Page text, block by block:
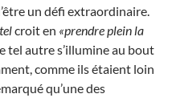
un défi extraordinaire.
croit en «prendre plein la
tel autre s’illumine au bout
comme ils étaient loin
qu’une des